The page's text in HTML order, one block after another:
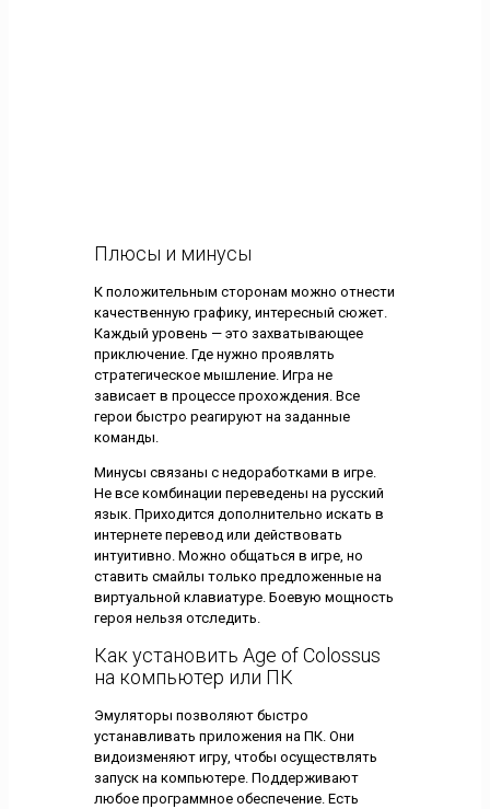
Плюсы и минусы
К положительным сторонам можно отнести
качественную графику, интересный сюжет.
Каждый уровень — это захватывающее
приключение. Где нужно проявлять
стратегическое мышление. Игра не
зависает в процессе прохождения. Все
герои быстро реагируют на заданные
команды.
Минусы связаны с недоработками в игре.
Не все комбинации переведены на русский
язык. Приходится дополнительно искать в
интернете перевод или действовать
интуитивно. Можно общаться в игре, но
ставить смайлы только предложенные на
виртуальной клавиатуре. Боевую мощность
героя нельзя отследить.
Как установить Age of Colossus
на компьютер или ПК
Эмуляторы позволяют быстро
устанавливать приложения на ПК. Они
видоизменяют игру, чтобы осуществлять
запуск на компьютере. Поддерживают
любое программное обеспечение. Есть